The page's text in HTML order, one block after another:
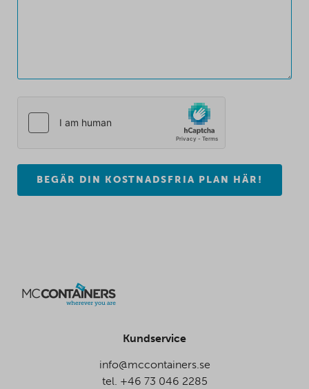
BEGÄR DIN KOSTNADSFRIA PLAN HÄR!
Kundservice
info@mccontainers.se
tel. +46 73 046 2285